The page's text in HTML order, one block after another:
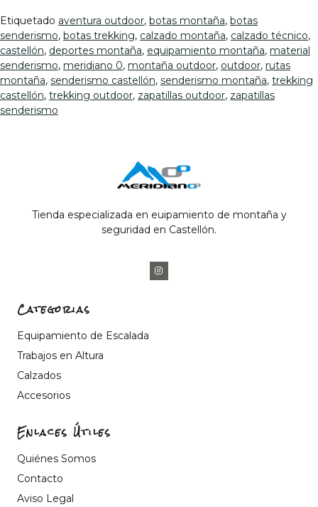
Etiquetado aventura outdoor, botas montaña, botas
senderismo, botas trekking, calzado montaña, calzado técnico,
castellón, deportes montaña, equipamiento montaña, material
senderismo, meridiano 0, montaña outdoor, outdoor, rutas
montaña, senderismo castellón, senderismo montaña, trekking
castellón, trekking outdoor, zapatillas outdoor, zapatillas
senderismo
Tienda especializada en euipamiento de montaña y
seguridad en Castellón.
Categorias
Equipamiento de Escalada
Trabajos en Altura
Calzados
Accesorios
Enlaces Útiles
Quiénes Somos
Contacto
Aviso Legal